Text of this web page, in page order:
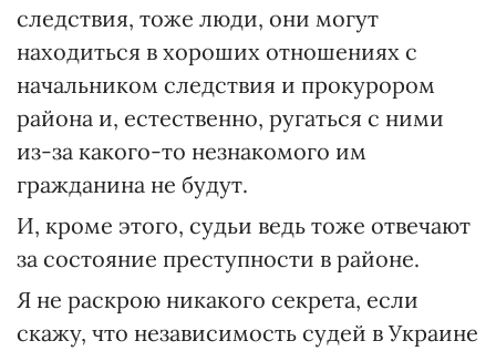
следствия, тоже люди, они могут
находиться в хороших отношениях с
начальником следствия и прокурором
района и, естественно, ругаться с ними
из-за какого-то незнакомого им
гражданина не будут.
И, кроме этого, судьи ведь тоже отвечают
за состояние преступности в районе.
Я не раскрою никакого секрета, если
скажу, что независимость судей в Украине